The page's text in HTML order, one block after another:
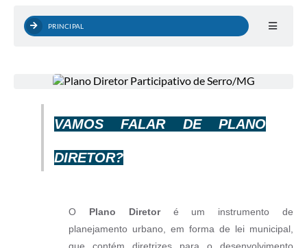
Planejamento e Orçamento Público: PPA - LOA -
LDO
Organizações da Sociedade Civil
Turismo
Lei Aldir Blanc
PRINCIPAL
VAMOS FALAR DE PLANO
DIRETOR?
O Plano Diretor é um instrumento de
planejamento urbano, em forma de lei municipal,